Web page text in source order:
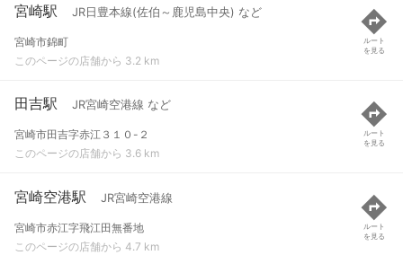
宮崎駅 JR日豊本線(佐伯～鹿児島中央) など
宮崎市錦町
このページの店舗から 3.2 km
ルート
を見る
田吉駅 JR宮崎空港線 など
宮崎市田吉字赤江３１０-２
このページの店舗から 3.6 km
ルート
を見る
宮崎空港駅 JR宮崎空港線
宮崎市赤江字飛江田無番地
このページの店舗から 4.7 km
ルート
を見る